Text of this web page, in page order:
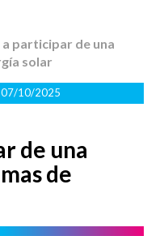
a participar de una
solar
07/10/2025
de una
de